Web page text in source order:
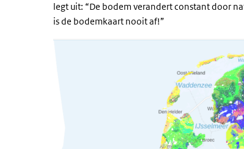
legt uit: “De bodem verandert constant door
is de bodemkaart nooit af!”